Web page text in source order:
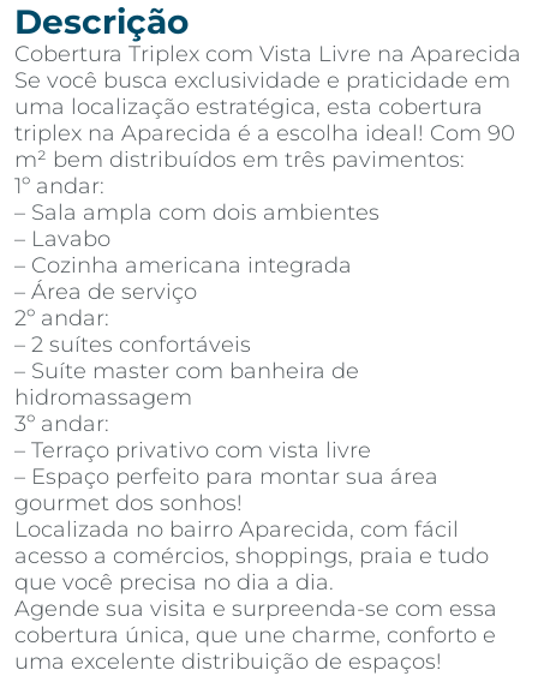
Descrição
Cobertura Triplex com Vista Livre na Aparecida
Se você busca exclusividade e praticidade em
uma localização estratégica, esta cobertura
triplex na Aparecida é a escolha ideal! Com 90
m² bem distribuídos em três pavimentos:
1º andar:
– Sala ampla com dois ambientes
– Lavabo
– Cozinha americana integrada
– Área de serviço
2º andar:
– 2 suítes confortáveis
– Suíte master com banheira de
hidromassagem
3º andar:
– Terraço privativo com vista livre
– Espaço perfeito para montar sua área
gourmet dos sonhos!
Localizada no bairro Aparecida, com fácil
acesso a comércios, shoppings, praia e tudo
que você precisa no dia a dia.
Agende sua visita e surpreenda-se com essa
cobertura única, que une charme, conforto e
uma excelente distribuição de espaços!